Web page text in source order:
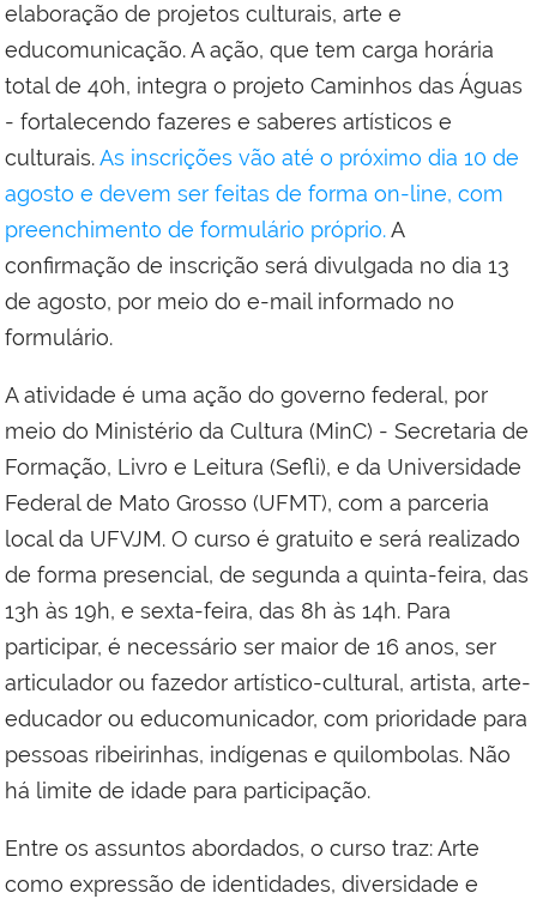
elaboração de projetos culturais, arte e
educomunicação. A ação, que tem carga horária
total de 40h, integra o projeto Caminhos das Águas
- fortalecendo fazeres e saberes artísticos e
culturais.As inscrições vão até o próximo dia 10 de
agosto e devem ser feitas de forma on-line, com
preenchimento de formulário próprio.A
confirmação de inscrição será divulgada no dia 13
de agosto, por meio do e-mail informado no
formulário.
A atividade é uma ação do governo federal, por
meio do Ministério da Cultura (MinC) - Secretaria de
Formação, Livro e Leitura (Sefli), e da Universidade
Federal de Mato Grosso (UFMT), com a parceria
local da UFVJM. O curso é gratuito e será realizado
de forma presencial, de segunda a quinta-feira, das
13h às 19h, e sexta-feira, das 8h às 14h. Para
participar, é necessário ser maior de 16 anos, ser
articulador ou fazedor artístico-cultural, artista, arte-
educador ou educomunicador, com prioridade para
pessoas ribeirinhas, indígenas e quilombolas. Não
há limite de idade para participação.
Entre os assuntos abordados, o curso traz: Arte
como expressão de identidades, diversidade e